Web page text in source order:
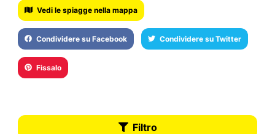
Vedi le spiagge nella mappa
Condividere su Facebook Condividere su Twitter
Fissalo
Filtro